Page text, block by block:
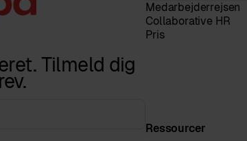
Tilmeld dig
Medarbejderrejsen
Collaborative HR
Pris
Ressourcer